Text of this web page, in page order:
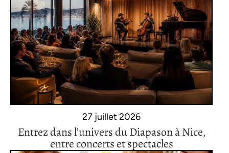
27 juillet 2026
Entrez dans l’univers du Diapason à Nice,
entre concerts et spectacles